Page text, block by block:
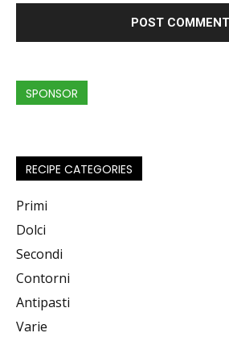
SPONSOR
RECIPE CATEGORIES
Primi
Dolci
Secondi
Contorni
Antipasti
Varie